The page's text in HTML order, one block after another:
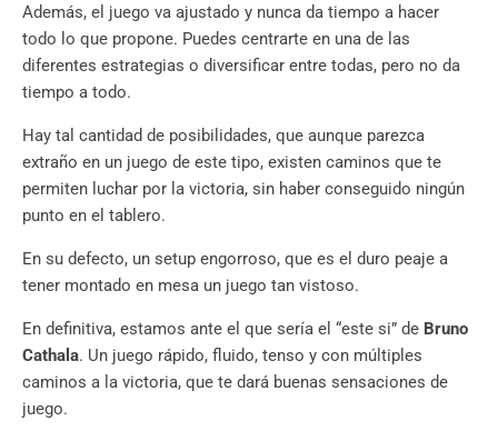
Además, el juego va ajustado y nunca da tiempo a hacer
todo lo que propone. Puedes centrarte en una de las
diferentes estrategias o diversificar entre todas, pero no da
tiempo a todo.
Hay tal cantidad de posibilidades, que aunque parezca
extraño en un juego de este tipo, existen caminos que te
permiten luchar por la victoria, sin haber conseguido ningún
punto en el tablero.
En su defecto, un setup engorroso, que es el duro peaje a
tener montado en mesa un juego tan vistoso.
En definitiva, estamos ante el que sería el “este si” de Bruno
Cathala. Un juego rápido, fluido, tenso y con múltiples
caminos a la victoria, que te dará buenas sensaciones de
juego.